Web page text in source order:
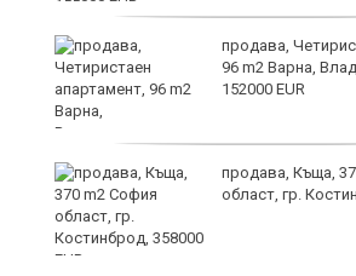
продава,
96 m2 Варна,
152000 EUR
продава, Къща,
област, гр.